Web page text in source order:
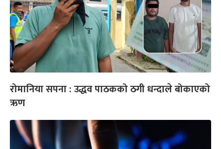
रोमानिया सपना : उद्धव पाठकको ठगी धन्दाले बोकाएको
ऋण